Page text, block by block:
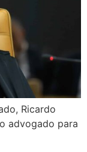
Ricardo
advogado para